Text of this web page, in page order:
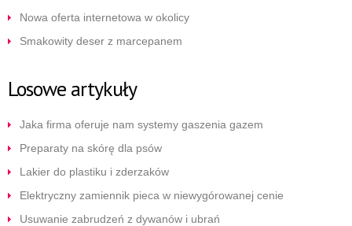
Nowa oferta internetowa w okolicy
Smakowity deser z marcepanem
Losowe artykuły
Jaka firma oferuje nam systemy gaszenia gazem
Preparaty na skórę dla psów
Lakier do plastiku i zderzaków
Elektryczny zamiennik pieca w niewygórowanej cenie
Usuwanie zabrudzeń z dywanów i ubrań